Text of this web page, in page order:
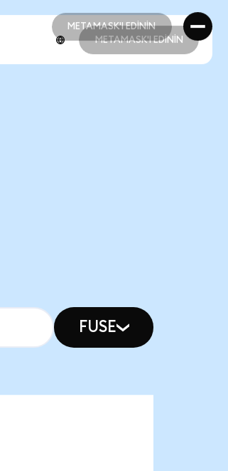
METAMASK'I EDİNİN
METAMASK'I EDİNİN
METAMASK'I EDİNİN
FUSE